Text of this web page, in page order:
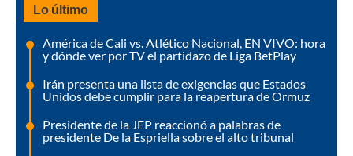
Lo último
América de Cali vs. Atlético Nacional, EN VIVO: hora
y dónde ver por TV el partidazo de Liga BetPlay
Irán presenta una lista de exigencias que Estados
Unidos debe cumplir para la reapertura de Ormuz
Presidente de la JEP reaccionó a palabras de
presidente De la Espriella sobre el alto tribunal